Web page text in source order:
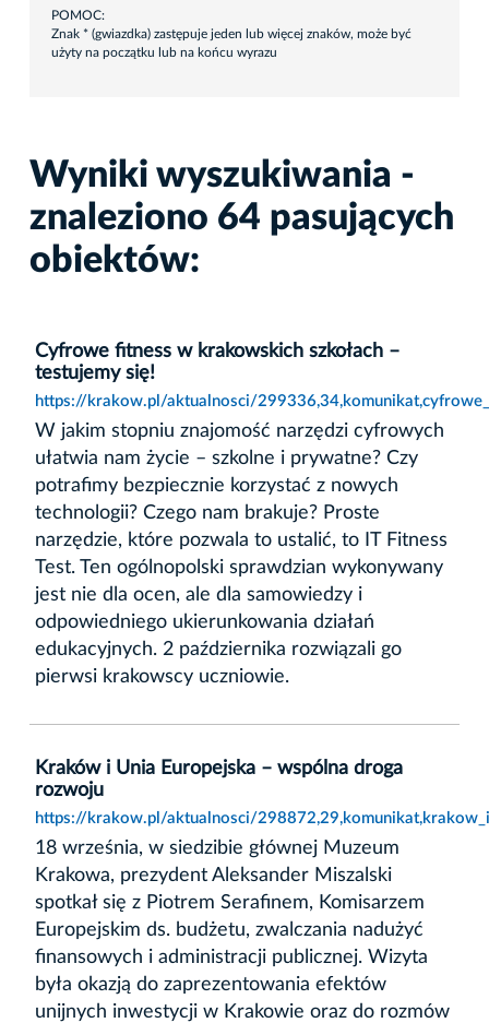
POMOC:
Znak * (gwiazdka) zastępuje jeden lub więcej znaków, może być
użyty na początku lub na końcu wyrazu
Wyniki wyszukiwania -
znaleziono 64 pasujących
obiektów:
Cyfrowe fitness w krakowskich szkołach –
testujemy się!
https://krakow.pl/aktualnosci/
W jakim stopniu znajomość narzędzi cyfrowych
ułatwia nam życie – szkolne i prywatne? Czy
potrafimy bezpiecznie korzystać z nowych
technologii? Czego nam brakuje? Proste
narzędzie, które pozwala to ustalić, to IT Fitness
Test. Ten ogólnopolski sprawdzian wykonywany
jest nie dla ocen, ale dla samowiedzy i
odpowiedniego ukierunkowania działań
edukacyjnych. 2 października rozwiązali go
pierwsi krakowscy uczniowie.
Kraków i Unia Europejska – wspólna droga
rozwoju
https://krakow.pl/aktualnosci/
18 września, w siedzibie głównej Muzeum
Krakowa, prezydent Aleksander Miszalski
spotkał się z Piotrem Serafinem, Komisarzem
Europejskim ds. budżetu, zwalczania nadużyć
finansowych i administracji publicznej. Wizyta
była okazją do zaprezentowania efektów
unijnych inwestycji w Krakowie oraz do rozmów